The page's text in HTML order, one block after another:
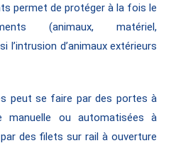
permet de protéger à la fois le
(animaux, matériel,
l’intrusion d’animaux extérieurs
peut se faire par des portes à
manuelle ou automatisées à
des filets sur rail à ouverture